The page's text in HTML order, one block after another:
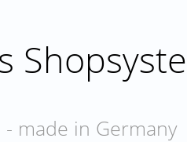
made in Germany